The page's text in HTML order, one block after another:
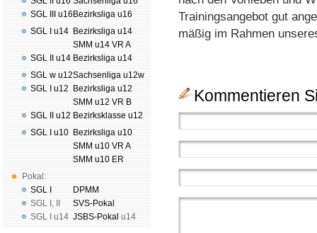
SGL III u16
SGL I u14
SGL II u14
SGL w u12
SGL I u12
SGL II u12
SGL I u10
Pokal:
SGL I
SGL I ,
SGL I
u14
Bezirksliga u16
Bezirksliga u14
SMM u14 VR A
Bezirksliga u14
Sachsenliga u12w
Bezirksliga u12
SMM u12 VR B
Bezirksklasse u12
Bezirksliga u10
SMM u10 VR A
SMM u10 ER
DPMM
SVS-Pokal
JSBS-Pokal u14
Trai­nings­an­ge­bot gut
mä­ßig im Rah­men
Kommentieren